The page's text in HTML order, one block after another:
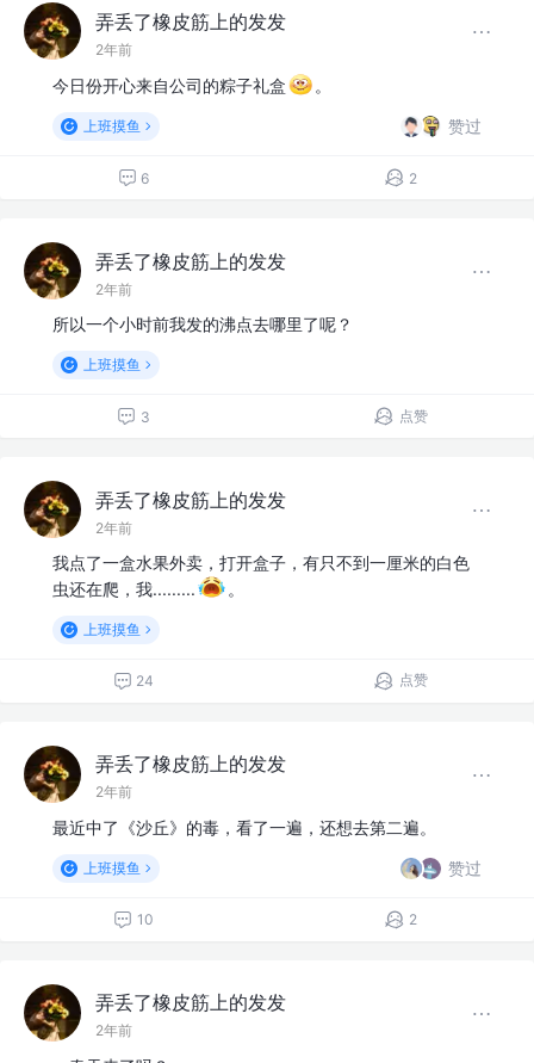
弄丢了橡皮筋上的发发
2年前
今日份开心来自公司的粽子礼盒 。
上班摸鱼 赞过
6 2
弄丢了橡皮筋上的发发
2年前
所以一个小时前我发的沸点去哪里了呢？
上班摸鱼
3 点赞
弄丢了橡皮筋上的发发
2年前
我点了一盒水果外卖，打开盒子，有只不到一厘米的白色
虫还在爬，我.........
。
上班摸鱼
24 点赞
弄丢了橡皮筋上的发发
2年前
最近中了《沙丘》的毒，看了一遍，还想去第二遍。
上班摸鱼 赞过
10 2
弄丢了橡皮筋上的发发
2年前